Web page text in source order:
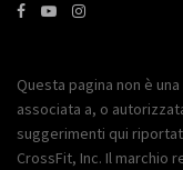
Questa pagina non è
associata a, o
suggerimenti qui
CrossFit, Inc. Il marchio